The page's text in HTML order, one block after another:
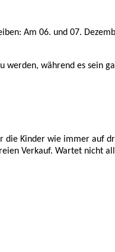
Am 06. und 07.
während es sein
Kinder wie immer auf
Verkauf. Wartet nicht